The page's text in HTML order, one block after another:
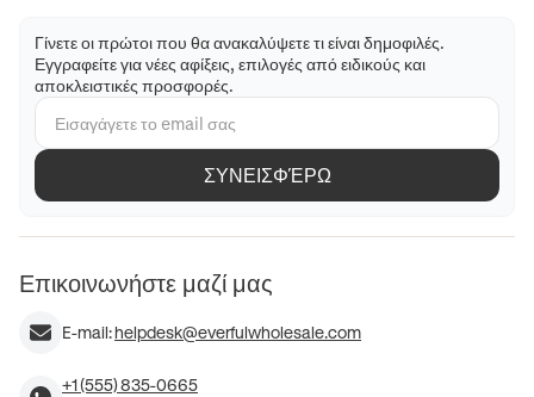
Γίνετε οι πρώτοι που θα ανακαλύψετε τι είναι δημοφιλές.
Εγγραφείτε για νέες αφίξεις, επιλογές από ειδικούς και
αποκλειστικές προσφορές.
ΣΥΝΕΙΣΦΈΡΩ
Επικοινωνήστε μαζί μας
E-mail:helpdesk@everfulwholesale.com
+1 (555) 835-0665